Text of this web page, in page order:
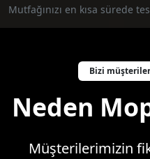
Mutfağınızı en kısa sürede
Bizi
Neden
Müşterilerimizin